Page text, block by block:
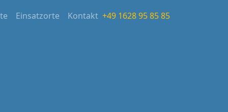
Einsatzorte Kontakt +49 1628 95 85 85